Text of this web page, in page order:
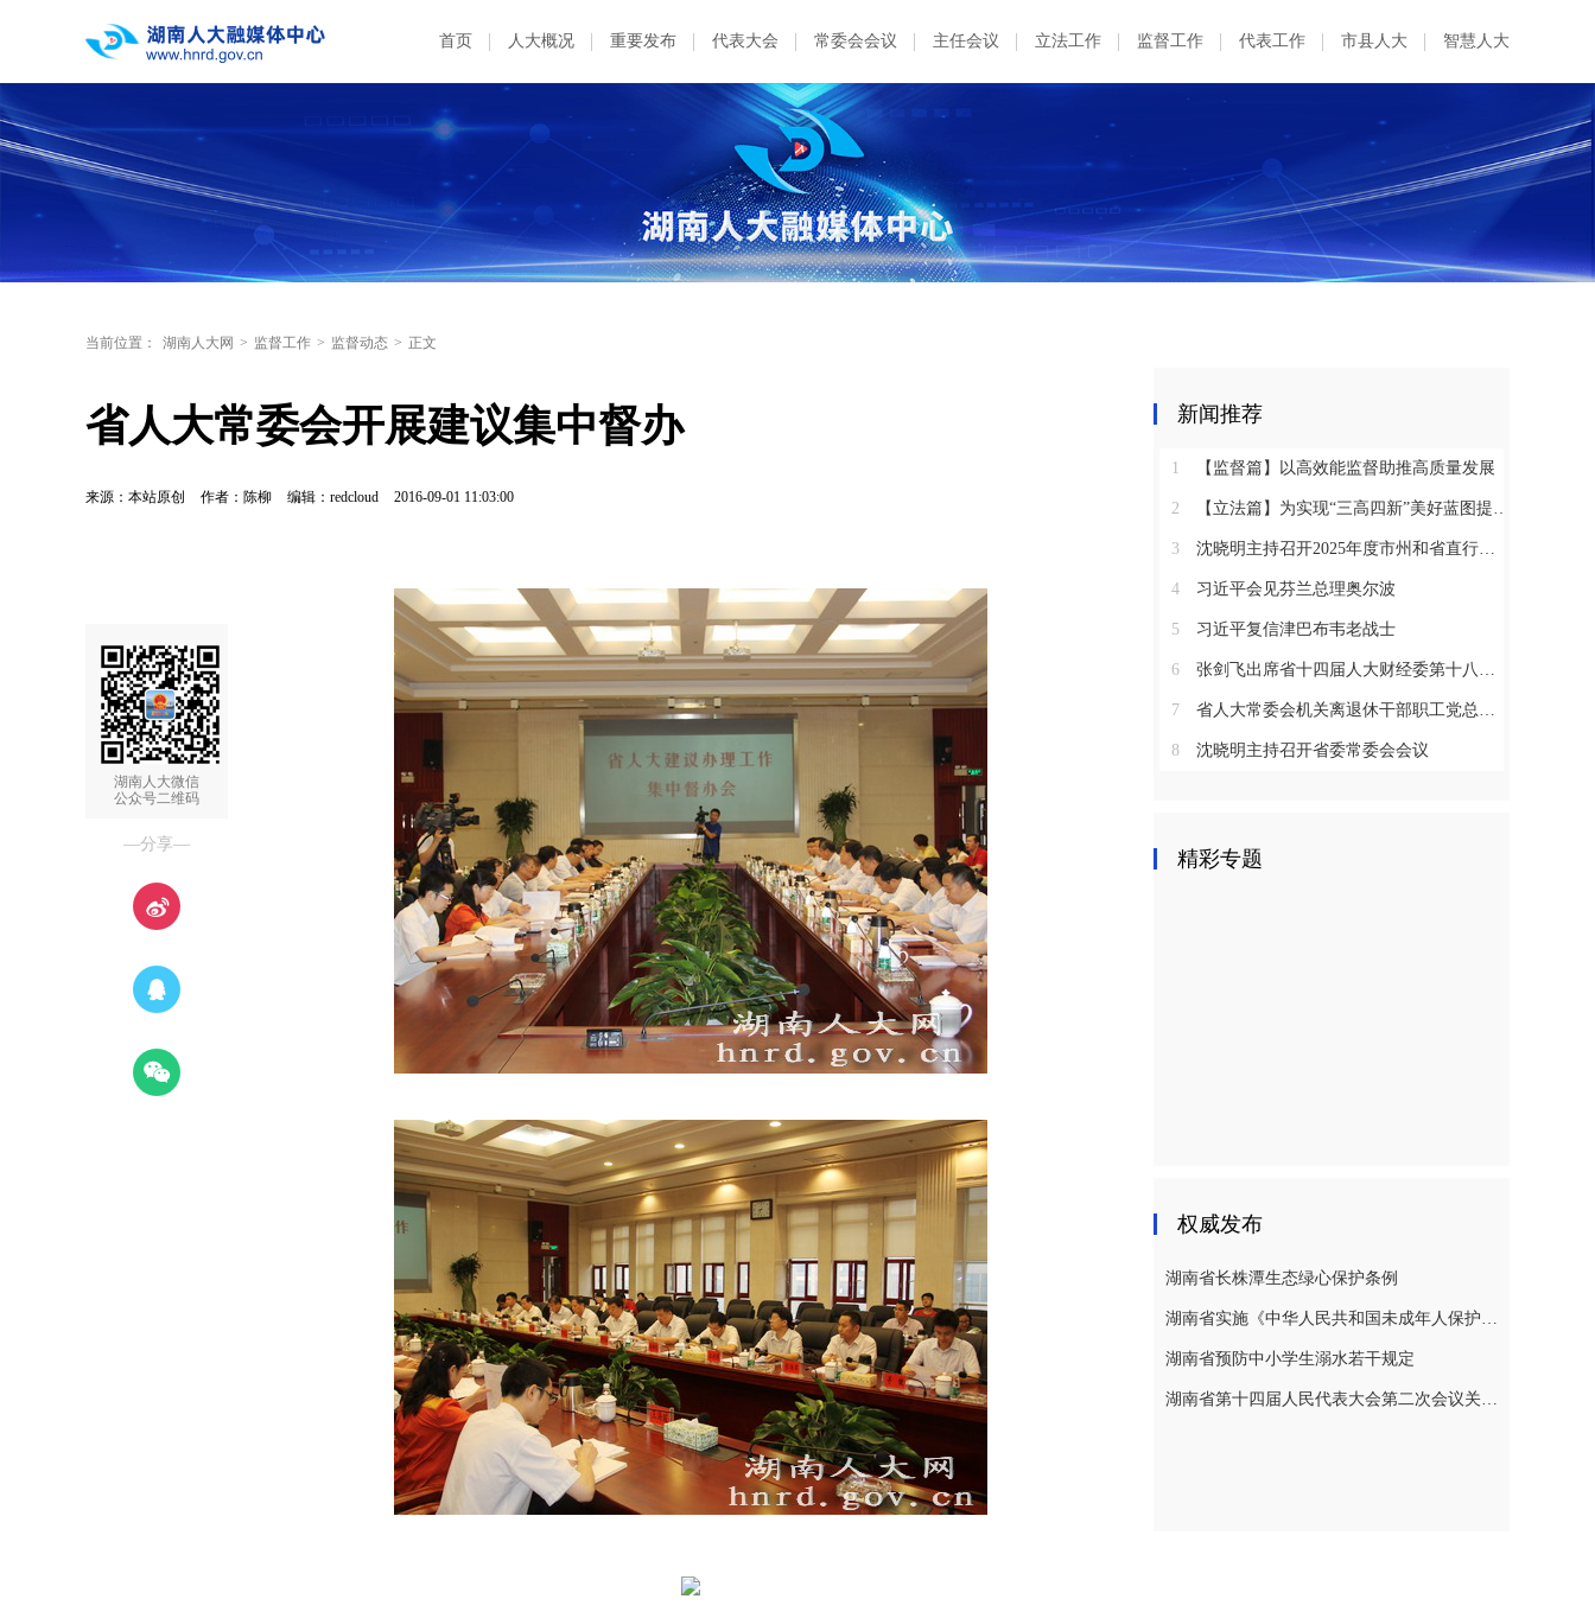
首页 人大概况 重要发布 代表大会 常委会会议 主任会议 立法工作 监督工作 代表工作 市县人大 智慧人大
当前位置： 湖南人大网 > 监督工作 > 监督动态 > 正文
省人大常委会开展建议集中督办
来源：本站原创 作者：陈柳 编辑：redcloud 2016-09-01 11:03:00
湖南人大微信
公众号二维码
—分享—
新闻推荐
1 【监督篇】以高效能监督助推高质量发展
2 【立法篇】为实现“三高四新”美好蓝图提供坚实法治保障
3 沈晓明主持召开2025年度市州和省直行业系统党（工）委书记抓基层党建工作述职评议会议
4 习近平会见芬兰总理奥尔波
5 习近平复信津巴布韦老战士
6 张剑飞出席省十四届人大财经委第十八次全体会议
7 省人大常委会机关离退休干部职工党总支召开2025年度总结表彰大会
8 沈晓明主持召开省委常委会会议
精彩专题
权威发布
湖南省长株潭生态绿心保护条例
湖南省实施《中华人民共和国未成年人保护法》若干规定
湖南省预防中小学生溺水若干规定
湖南省第十四届人民代表大会第二次会议关于湖南省人民代表大会常务委员会工作报告的决议